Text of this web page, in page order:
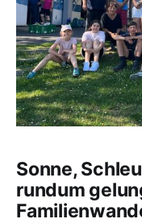
Sonne,
rundum